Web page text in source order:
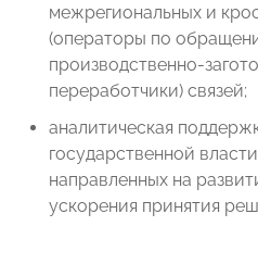
межрегиональных и
(операторы по
производственно-
переработчики) связей;
аналитическая
государственной
направленных на
ускорения принятия